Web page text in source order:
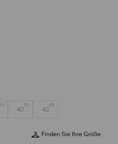
40 42
Finden Sie Ihre Größe